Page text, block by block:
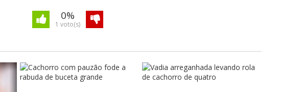
0%
1 voto(s)